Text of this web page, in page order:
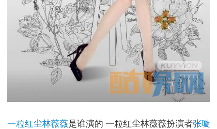
一粒红尘林薇薇是谁演的 一粒红尘林薇薇扮演者张璇